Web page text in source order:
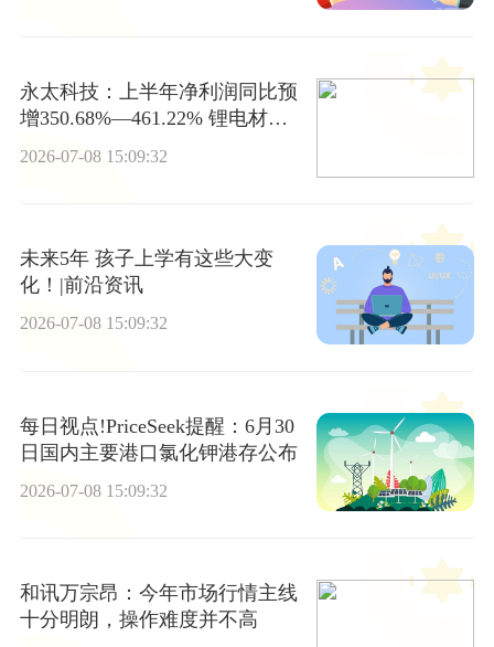
永太科技：上半年净利润同比预
增350.68%—461.22% 锂电材料
2026-07-08 15:09:32
未来5年 孩子上学有这些大变
化！|前沿资讯
2026-07-08 15:09:32
每日视点!PriceSeek提醒：6月30
日国内主要港口氯化钾港存公布
2026-07-08 15:09:32
和讯万宗昂：今年市场行情主线
十分明朗，操作难度并不高